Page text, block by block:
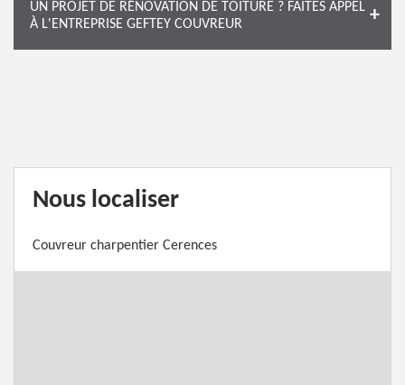
UN PROJET DE RÉNOVATION DE TOITURE ? FAITES APPEL
À L'ENTREPRISE GEFTEY COUVREUR
Nous localiser
Couvreur charpentier Cerences